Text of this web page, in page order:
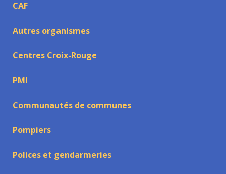
CAF
Autres organismes
Centres Croix-Rouge
PMI
Communautés de communes
Pompiers
Polices et gendarmeries